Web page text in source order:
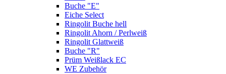
Buche "E"
Eiche Select
Ringolit Buche hell
Ringolit Ahorn / Perlweiß
Ringolit Glattweiß
Buche "R"
Prüm Weißlack EC
WE Zubehör